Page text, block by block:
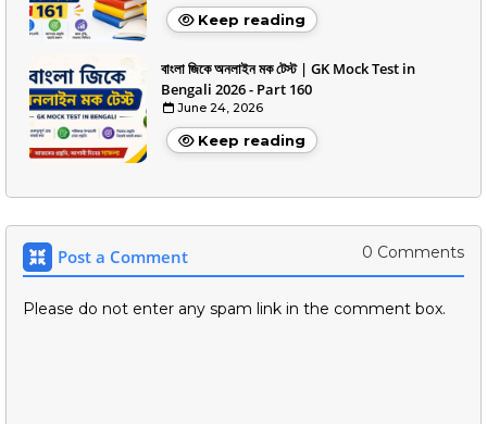
Keep reading
বাংলা জিকে অনলাইন মক টেস্ট | GK Mock Test in
Bengali 2026 - Part 160
June 24, 2026
Keep reading
Post a Comment 0 Comments
Please do not enter any spam link in the comment box.